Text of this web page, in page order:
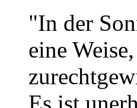
"In der
eine